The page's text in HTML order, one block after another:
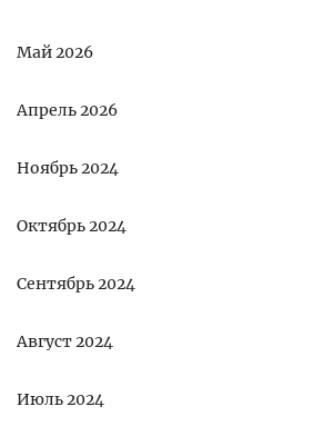
Май 2026
Апрель 2026
Ноябрь 2024
Октябрь 2024
Сентябрь 2024
Август 2024
Июль 2024